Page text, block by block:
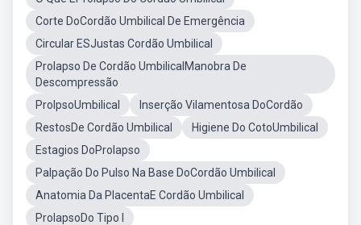
Corte DoCordão Umbilical De Emergência
Circular ESJustas Cordão Umbilical
Prolapso De Cordão UmbilicalManobra De
Descompressão
ProlpsoUmbilical
Inserção Vilamentosa DoCordão
RestosDe Cordão Umbilical
Higiene Do CotoUmbilical
Estagios DoProlapso
Palpação Do Pulso Na Base DoCordão Umbilical
Anatomia Da PlacentaE Cordão Umbilical
ProlapsoDo Tipo I